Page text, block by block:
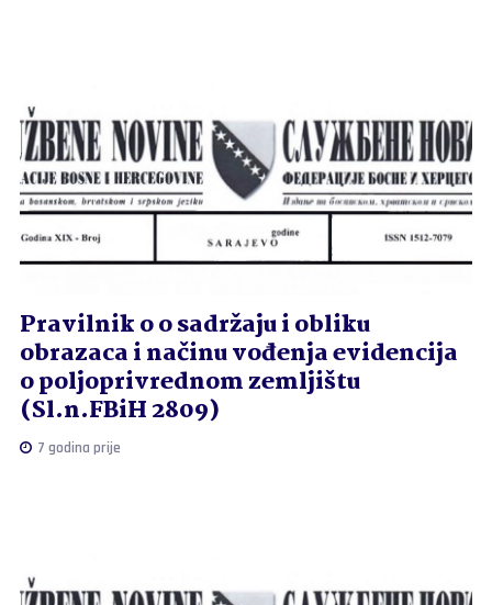
Pravilnik o o sadržaju i obliku
obrazaca i načinu vođenja evidencija
o poljoprivrednom zemljištu
(Sl.n.FBiH 2809)
7 godina prije